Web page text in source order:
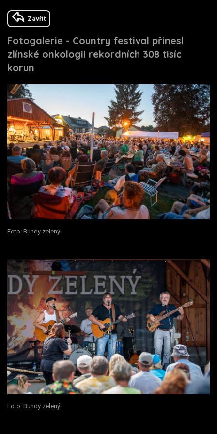
Zavřít
Fotogalerie - Country festival přinesl
zlínské onkologii rekordních 308 tisíc
korun
Foto: Bundy zelený
Foto: Bundy zelený